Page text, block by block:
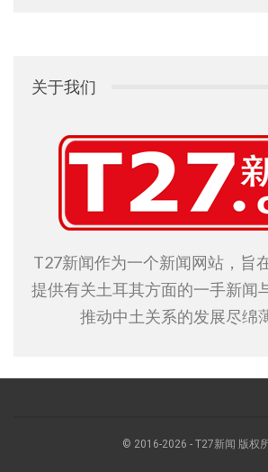
关于我们
T27新闻作为一个新闻网站，旨
提供有关土耳其方面的一手新闻
推动中土关系的发展尽绵
© 2016-2026 - T27新闻 版权